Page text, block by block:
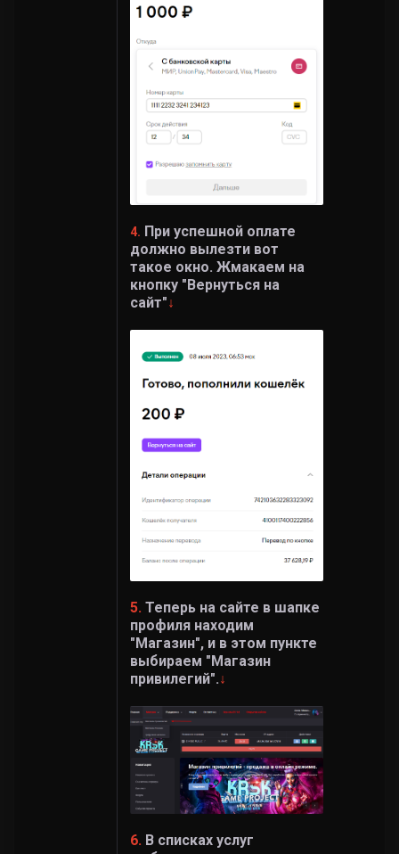
4. При успешной оплате
должно вылезти вот
такое окно. Жмакаем на
кнопку "Вернуться на
сайт"↓
5. Теперь на сайте в шапке
профиля находим
"Магазин", и в этом пункте
выбираем "Магазин
привилегий".↓
6. В списках услуг